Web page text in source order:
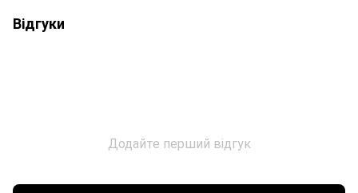
Відгуки
Додайте перший відгук